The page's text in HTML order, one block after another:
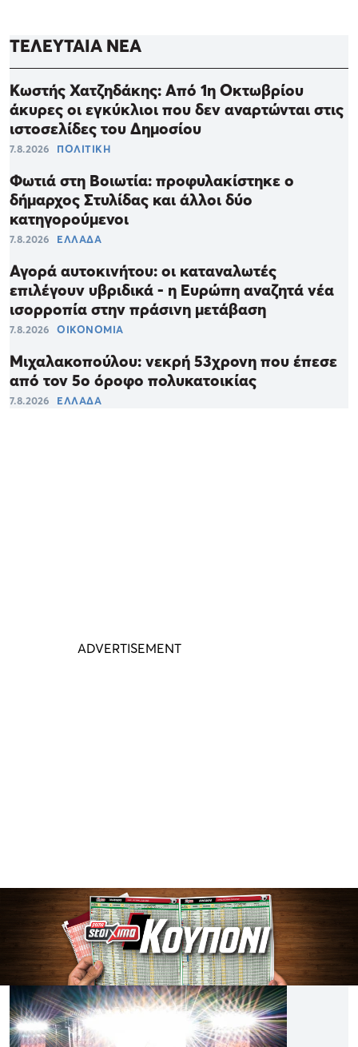
ΤΕΛΕΥΤΑΙΑ ΝΕΑ
Κωστής Χατζηδάκης: Από 1η Οκτωβρίου
άκυρες οι εγκύκλιοι που δεν αναρτώνται στις
ιστοσελίδες του Δημοσίου
7.8.2026 ΠΟΛΙΤΙΚΗ
Φωτιά στη Βοιωτία: προφυλακίστηκε ο
δήμαρχος Στυλίδας και άλλοι δύο
κατηγορούμενοι
7.8.2026 ΕΛΛΑΔΑ
Αγορά αυτοκινήτου: οι καταναλωτές
επιλέγουν υβριδικά - η Ευρώπη αναζητά νέα
ισορροπία στην πράσινη μετάβαση
7.8.2026 ΟΙΚΟΝΟΜΙΑ
Μιχαλακοπούλου: νεκρή 53χρονη που έπεσε
από τον 5ο όροφο πολυκατοικίας
7.8.2026 ΕΛΛΑΔΑ